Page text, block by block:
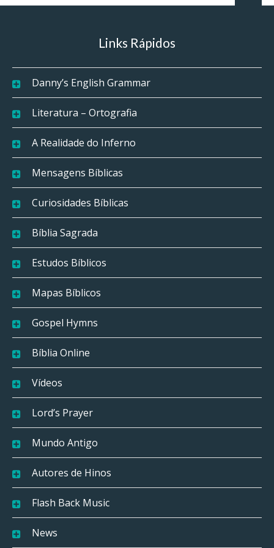
Links Rápidos
Danny’s English Grammar
Literatura – Ortografia
A Realidade do Inferno
Mensagens Bíblicas
Curiosidades Bíblicas
Bíblia Sagrada
Estudos Bíblicos
Mapas Bíblicos
Gospel Hymns
Bíblia Online
Vídeos
Lord’s Prayer
Mundo Antigo
Autores de Hinos
Flash Back Music
News